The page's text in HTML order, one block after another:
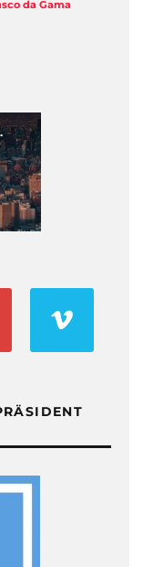
Eine Backstage-